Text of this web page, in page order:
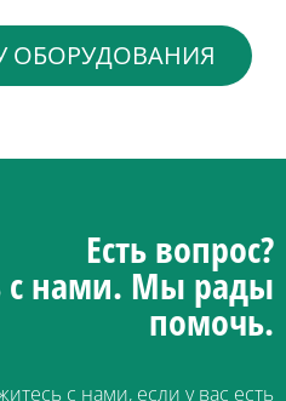
ОБОРУДОВАНИЯ
Есть вопрос?
с нами. Мы рады
помочь.
с нами, если у вас есть